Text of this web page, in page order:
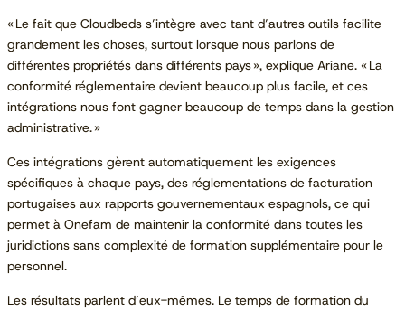
« Le fait que Cloudbeds s’intègre avec tant d’autres outils facilite
grandement les choses, surtout lorsque nous parlons de
différentes propriétés dans différents pays », explique Ariane. « La
conformité réglementaire devient beaucoup plus facile, et ces
intégrations nous font gagner beaucoup de temps dans la gestion
administrative. »
Ces intégrations gèrent automatiquement les exigences
spécifiques à chaque pays, des réglementations de facturation
portugaises aux rapports gouvernementaux espagnols, ce qui
permet à Onefam de maintenir la conformité dans toutes les
juridictions sans complexité de formation supplémentaire pour le
personnel.
Les résultats parlent d’eux-mêmes. Le temps de formation du